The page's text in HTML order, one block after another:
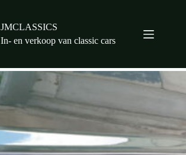
JMCLASSICS
In- en verkoop van classic cars